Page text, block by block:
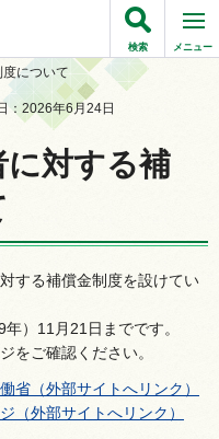
検索 メニュー
について
：2026年6月24日
対する補
する補償金制度を設けてい
）11月21日までです。
をご確認ください。
省（外部サイトへリンク）
（外部サイトへリンク）